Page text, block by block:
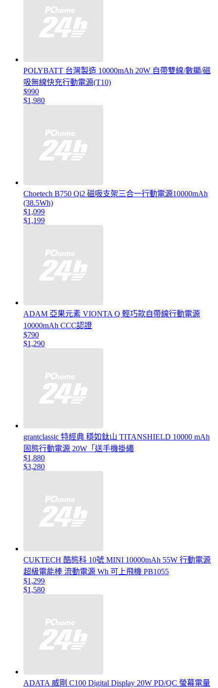
POLYBATT 台灣製造 10000mAh 20W 自帶雙線/數顯/磁
吸無線快充行動電源(T10)
$990
$1,980
Choetech B750 Qi2 磁吸支架三合一行動電源10000mAh
(38.5Wh)
$1,099
$1,199
ADAM 亞果元素 VIONTA Q 輕巧款自帶線行動電源
10000mAh CCC認證
$790
$1,290
grantclassic 特經典 穩如鈦山 TITANSHIELD 10000 mAh
固態行動電源 20W「送手機掛繩
$1,880
$3,280
CUKTECH 酷態科 10號 MINI 10000mAh 55W 行動電源
超級電能棒 流動電源 Wh 可上飛機 PB1055
$1,299
$1,580
ADATA 威剛 C100 Digital Display 20W PD/QC 螢幕電量